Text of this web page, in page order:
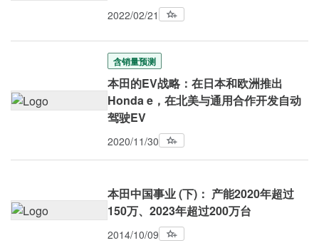
2022/02/21
含销量预测
本田的EV战略：在日本和欧洲推出
Honda e，在北美与通用合作开发自动
驾驶EV
2020/11/30
本田中国事业 (下)： 产能2020年超过
150万、2023年超过200万台
2014/10/09